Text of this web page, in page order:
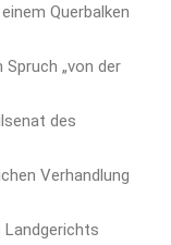
Querbalken
„von der
des
Verhandlung